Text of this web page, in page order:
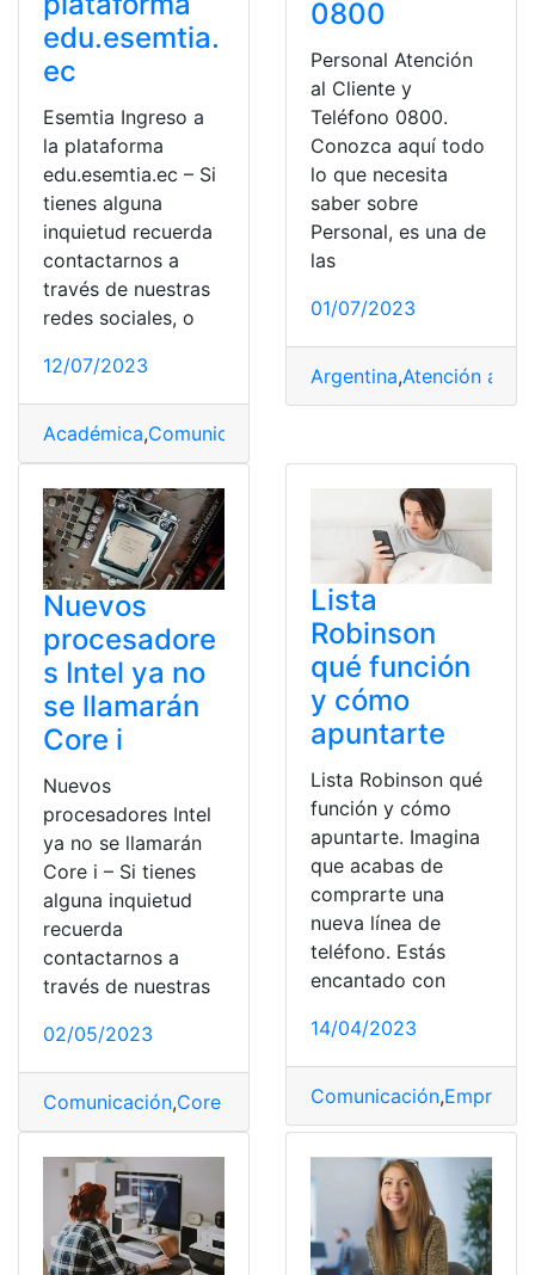
edu.esemtia.
ec
Esemtia Ingreso a
la plataforma
edu.esemtia.ec – Si
tienes alguna
inquietud recuerda
contactarnos a
través de nuestras
redes sociales, o
12/07/2023
Académica,Comunicación
0800
Personal Atención
al Cliente y
Teléfono 0800.
Conozca aquí todo
lo que necesita
saber sobre
Personal, es una de
las
01/07/2023
Argentina,Atención al
Nuevos
procesadore
s Intel ya no
se llamarán
Core i
Nuevos
procesadores Intel
ya no se llamarán
Core i – Si tienes
alguna inquietud
recuerda
contactarnos a
través de nuestras
02/05/2023
Comunicación,Core i Empresa,Intel,Procesadores
Lista
Robinson
qué función
y cómo
apuntarte
Lista Robinson qué
función y cómo
apuntarte. Imagina
que acabas de
comprarte una
nueva línea de
teléfono. Estás
encantado con
14/04/2023
Comunicación,Empresa